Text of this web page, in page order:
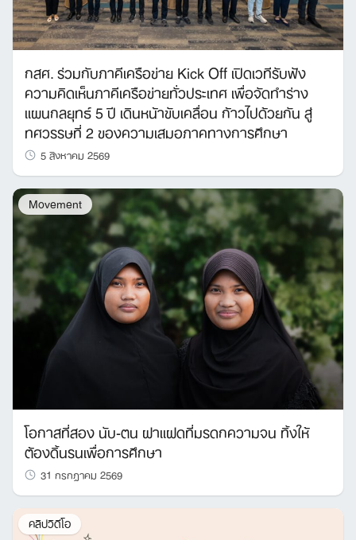
กสศ. ร่วมกับภาคีเครือข่าย Kick Off เปิดเวทีรับฟัง
ความคิดเห็นภาคีเครือข่ายทั่วประเทศ เพื่อจัดทำร่าง
แผนกลยุทธ์ 5 ปี เดินหน้าขับเคลื่อน ก้าวไปด้วยกัน สู่
ทศวรรษที่ 2 ของความเสมอภาคทางการศึกษา
5 สิงหาคม 2569
Movement
โอกาสที่สอง นับ-ตน ฝาแฝดที่มรดกความจน ทิ้งให้
ต้องดิ้นรนเพื่อการศึกษา
31 กรกฎาคม 2569
คลิปวิดีโอ